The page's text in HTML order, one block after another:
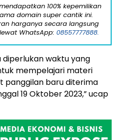
100% kepemilikan
domain super cantik ini.
harganya secara langsung
WhatsApp: 08557777888.
diperlukan waktu yang
mempelajari materi
panggilan baru diterima
19 Oktober 2023,” ucap